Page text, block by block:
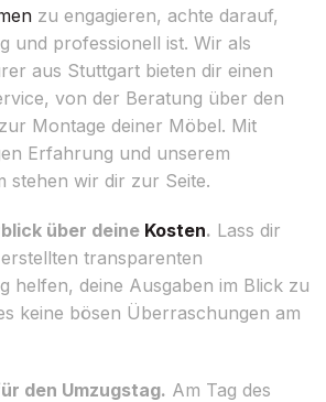
zu engagieren, achte darauf,
und professionell ist. Wir als
aus Stuttgart bieten dir einen
von der Beratung über den
Montage deiner Möbel. Mit
Erfahrung und unserem
stehen wir dir zur Seite.
über deine Kosten. Lass dir
transparenten
helfen, deine Ausgaben im Blick zu
keine bösen Überraschungen am
den Umzugstag. Am Tag des